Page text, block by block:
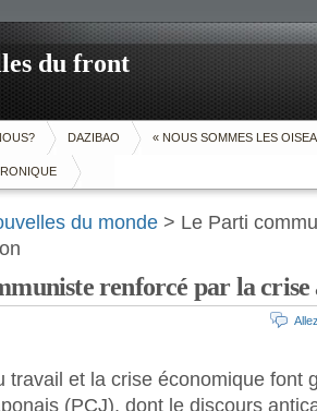
du front
DAZIBAO « NOUS SOMMES LES
du monde > Le Parti
renforcé par la crise
travail et la crise économique font
(PCJ), dont le discours